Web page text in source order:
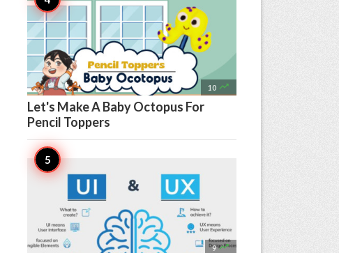
10 
Let's Make A Baby Octopus For
Pencil Toppers
9 